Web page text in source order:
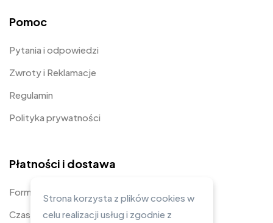
Pomoc
Pytania i odpowiedzi
Zwroty i Reklamacje
Regulamin
Polityka prywatności
Płatności i dostawa
Formy płatności
Czas i koszty dostawy
Strona korzysta z plików cookies w
celu realizacji usług i zgodnie z